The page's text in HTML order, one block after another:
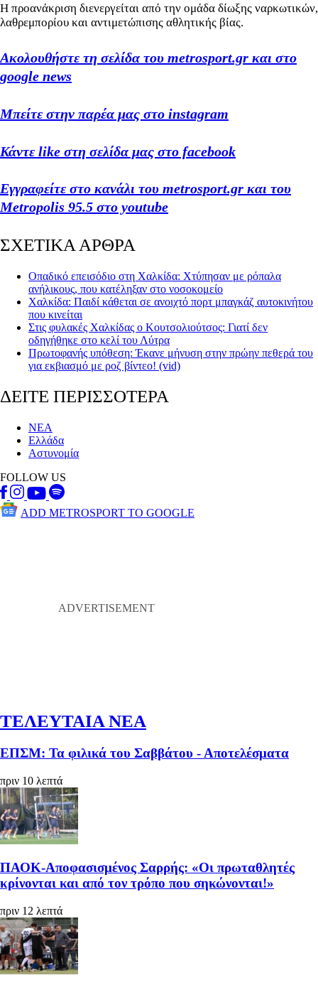
Η προανάκριση διενεργείται από την ομάδα δίωξης ναρκωτικών,
λαθρεμπορίου και αντιμετώπισης αθλητικής βίας.
Ακολουθήστε τη σελίδα του metrosport.gr και στο
google news
Μπείτε στην παρέα μας στο instagram
Κάντε like στη σελίδα μας στο facebook
Εγγραφείτε στο κανάλι του metrosport.gr και του
Metropolis 95.5 στο youtube
ΣΧΕΤΙΚΑ ΑΡΘΡΑ
Οπαδικό επεισόδιο στη Χαλκίδα: Χτύπησαν με ρόπαλα
ανήλικους, που κατέληξαν στο νοσοκομείο
Χαλκίδα: Παιδί κάθεται σε ανοιχτό πορτ μπαγκάζ αυτοκινήτου
που κινείται
Στις φυλακές Χαλκίδας ο Κουτσολιούτσος: Γιατί δεν
οδηγήθηκε στο κελί του Λύτρα
Πρωτοφανής υπόθεση: Έκανε μήνυση στην πρώην πεθερά του
για εκβιασμό με ροζ βίντεο! (vid)
ΔΕΙΤΕ ΠΕΡΙΣΣΟΤΕΡΑ
ΝΕΑ
Ελλάδα
Αστυνομία
FOLLOW US
ADD METROSPORT TO GOOGLE
ΤΕΛΕΥΤΑΙΑ ΝΕΑ
ΕΠΣΜ: Τα φιλικά του Σαββάτου - Αποτελέσματα
πριν 10 λεπτά
ΠΑΟΚ-Αποφασισμένος Σαρρής: «Οι πρωταθλητές
κρίνονται και από τον τρόπο που σηκώνονται!»
πριν 12 λεπτά